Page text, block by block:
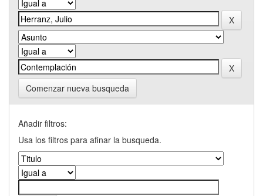
Comenzar nueva busqueda
Añadir filtros:
Usa los filtros para afinar la busqueda.